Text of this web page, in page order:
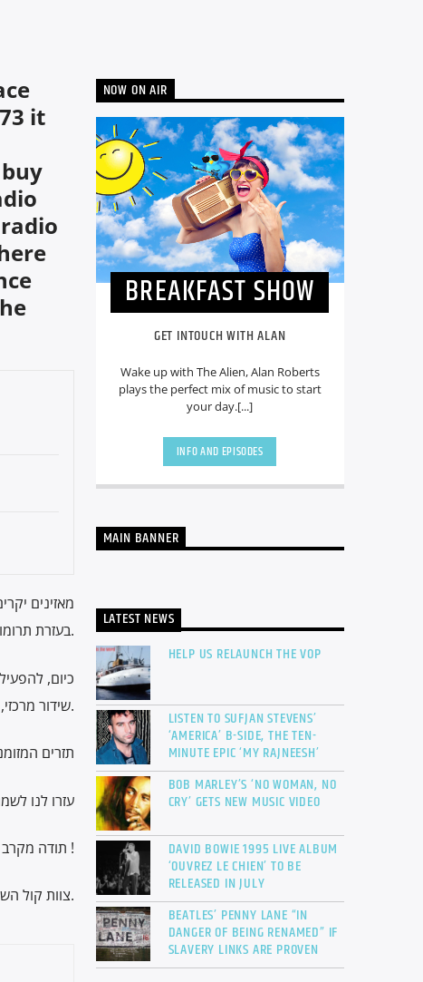
it
בעזרת תרומות של תומכים שהאמינו בחזונו. בעזרת התרומות נקנתה ספינת השלום וציוד השידור.
כיום,
שידור מרכזי, אכסון אתר וכמובן זכויות יוצרים) שבלעדן התחנה תחדל מלשדר. עד היום כוסו ההוצאות ע”י צוות קול השלום.
.תזרים
:עזרו לנו
תודה מקרב לב !
צוות קול השלום.
NOW ON AIR
BREAKFAST SHOW
GET INTOUCH WITH ALAN
Wake up with The Alien, Alan Roberts
plays the perfect mix of music to start
your day.[...]
INFO AND EPISODES
MAIN BANNER
LATEST NEWS
HELP US RELAUNCH THE VOP
LISTEN TO SUFJAN STEVENS’
‘AMERICA’ B-SIDE, THE TEN-
MINUTE EPIC ‘MY RAJNEESH’
BOB MARLEY’S ‘NO WOMAN, NO
CRY’ GETS NEW MUSIC VIDEO
DAVID BOWIE 1995 LIVE ALBUM
‘OUVREZ LE CHIEN’ TO BE
RELEASED IN JULY
BEATLES’ PENNY LANE “IN
DANGER OF BEING RENAMED” IF
SLAVERY LINKS ARE PROVEN